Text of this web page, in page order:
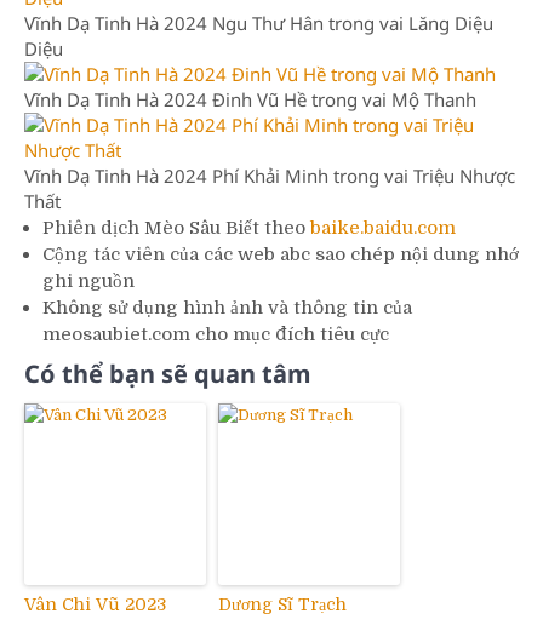
Vĩnh Dạ Tinh Hà 2024 Ngu Thư Hân trong vai Lăng Diệu
Diệu
Vĩnh Dạ Tinh Hà 2024 Đinh Vũ Hề trong vai Mộ Thanh
Vĩnh Dạ Tinh Hà 2024 Phí Khải Minh trong vai Triệu Nhược
Thất
Phiên dịch Mèo Sâu Biết theo baike.baidu.com
Cộng tác viên của các web abc sao chép nội dung nhớ
ghi nguồn
Không sử dụng hình ảnh và thông tin của
meosaubiet.com cho mục đích tiêu cực
Có thể bạn sẽ quan tâm
Vân Chi Vũ 2023 Dương Sĩ Trạch